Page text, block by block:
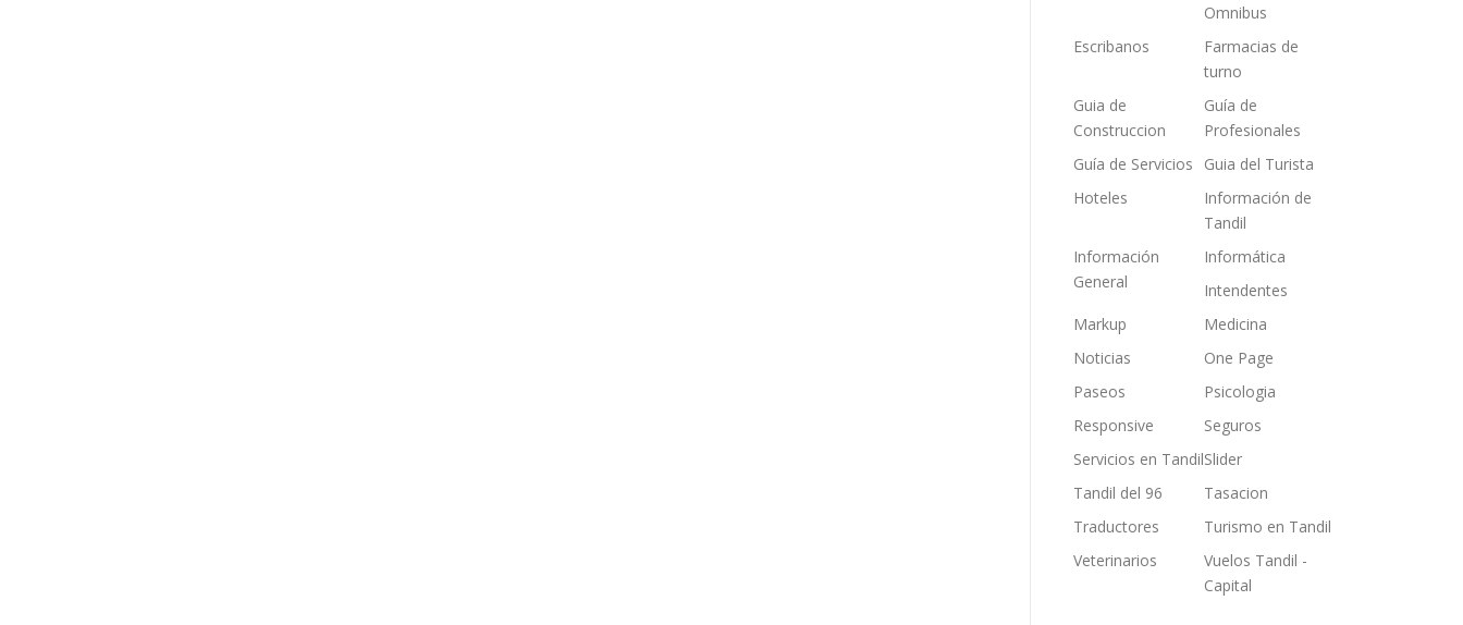
Omnibus
Escribanos
Farmacias de
turno
Guia de
Construccion
Guía de
Profesionales
Guía de Servicios
Guia del Turista
Hoteles
Información de
Tandil
Información
General
Informática
Intendentes
Markup
Medicina
Noticias
One Page
Paseos
Psicologia
Responsive
Seguros
Servicios en TandilSlider
Tandil del 96
Tasacion
Traductores
Turismo en Tandil
Veterinarios
Vuelos Tandil -
Capital